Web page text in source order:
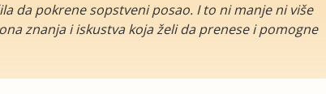
da pokrene sopstveni posao. I to ni manje ni više
znanja i iskustva koja želi da prenese i pomogne